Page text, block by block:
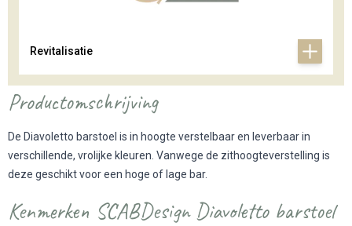
Revitalisatie
Productomschrijving
De Diavoletto barstoel is in hoogte verstelbaar en leverbaar in
verschillende, vrolijke kleuren. Vanwege de zithoogteverstelling is
deze geschikt voor een hoge of lage bar.
Kenmerken SCABDesign Diavoletto barstoel